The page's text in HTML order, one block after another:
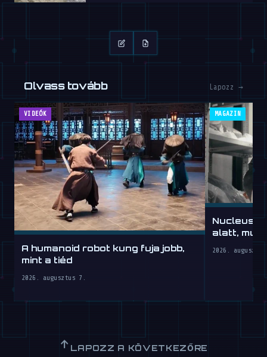
Olvass tovább Lapozz →
VIDEÓK
A humanoid robot kung fuja jobb,
mint a tiéd
2026. augusztus 7.
MAGAZIN
Nucleus:
alatt,
2026.
↑ LAPOZZ A KÖVETKEZŐRE